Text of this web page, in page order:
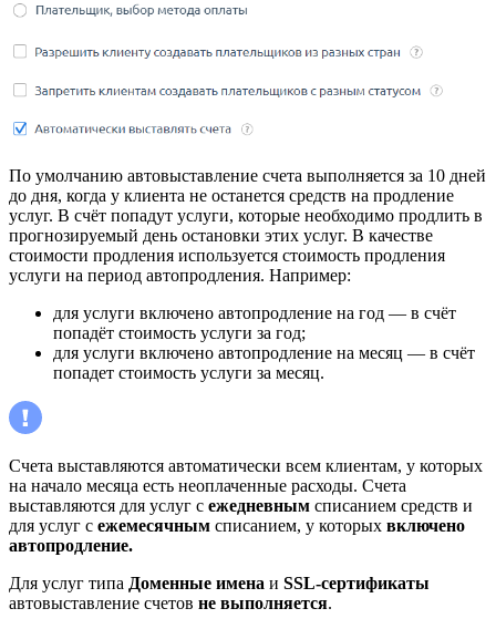
По умолчанию автовыставление счета выполняется за 10 дней
до дня, когда у клиента не останется средств на продление
услуг. В счёт попадут услуги, которые необходимо продлить в
прогнозируемый день остановки этих услуг. В качестве
стоимости продления используется стоимость продления
услуги на период автопродления. Например:
для услуги включено автопродление на год — в счёт
попадёт стоимость услуги за год;
для услуги включено автопродление на месяц — в счёт
попадет стоимость услуги за месяц.
Счета выставляются автоматически всем клиентам, у которых
на начало месяца есть неоплаченные расходы. Счета
выставляются для услуг с ежедневным списанием средств и
для услуг с ежемесячным списанием, у которых включено
автопродление.
Для услуг типа Доменные имена и SSL-сертификаты
автовыставление счетов не выполняется.